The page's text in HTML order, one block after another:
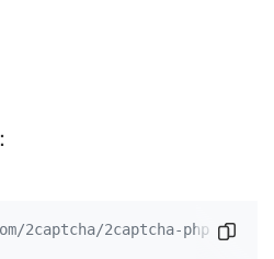
2captcha/2captcha-php 复制代